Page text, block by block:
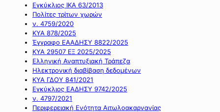
Εγκύκλιος ΙΚΑ 63/2013
Πολίτες τρίτων χωρών
ν. 4759/2020
ΚΥΑ 878/2025
Έγγραφο ΕΑΑΔΗΣΥ 8822/2025
ΚΥΑ 29507 ΕΞ 2025/2025
Ελληνική Αναπτυξιακή Τράπεζα
Ηλεκτρονική διαβίβαση δεδομένων
ΚΥΑ ΓΔΟΥ 841/2021
Εγκύκλιος ΕΑΔΗΣΥ 9742/2025
ν. 4797/2021
Περιφερειακή Ενότητα Αιτωλοακαρνανίας